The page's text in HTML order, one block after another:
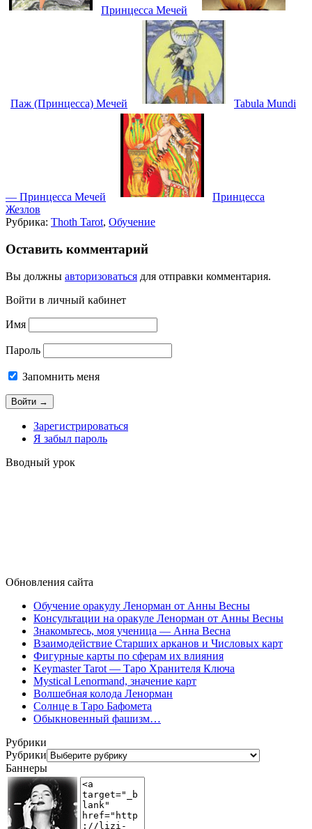
Принцесса Мечей
Паж (Принцесса) Мечей Tabula Mundi
— Принцесса Мечей
Принцесса
Жезлов
Рубрика: Thoth Tarot, Обучение
Оставить комментарий
Вы должны авторизоваться для отправки комментария.
Войти в личный кабинет
Имя
Пароль
Запомнить меня
Зарегистрироваться
Я забыл пароль
Вводный урок
Обновления сайта
Обучение оракулу Ленорман от Анны Весны
Консультации на оракуле Ленорман от Анны Весны
Знакомьтесь, моя ученица — Анна Весна
Взаимодействие Старших арканов и Числовых карт
Фигурные карты по сферам их влияния
Keymaster Tarot — Таро Хранителя Ключа
Mystical Lenormand, значение карт
Волшебная колода Ленорман
Солнце в Таро Бафомета
Обыкновенный фашизм…
Рубрики
Рубрики
Баннеры